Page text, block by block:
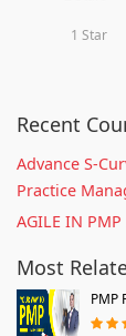
1 Star
Recent
Advance S-
Practice
AGILE IN PMP
Most
PMP